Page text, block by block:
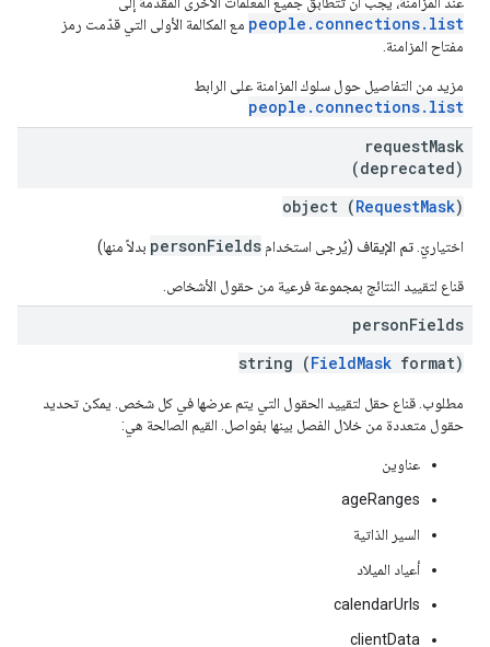
people.connections.list مع المكالمة الأولى التي قدّمت رمز
مفتاح المزامنة.
مزيد من التفاصيل حول سلوك المزامنة على الرابط
people.connections.list
requestMask
(deprecated)
object (RequestMask)
اختياريّ. تم الإيقاف (يُرجى استخدام personFields بدلاً منها)
قناع لتقييد النتائج بمجموعة فرعية من حقول الأشخاص.
personFields
string (FieldMask format)
مطلوب. قناع حقل لتقييد الحقول التي يتم عرضها في كل شخص. يمكن تحديد
حقول متعددة من خلال الفصل بينها بفواصل. القيم الصالحة هي:
عناوين
ageRanges
السير الذاتية
أعياد الميلاد
calendarUrls
clientData